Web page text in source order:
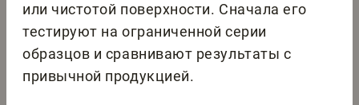
или чистотой поверхности. Сначала его
тестируют на ограниченной серии
образцов и сравнивают результаты с
привычной продукцией.